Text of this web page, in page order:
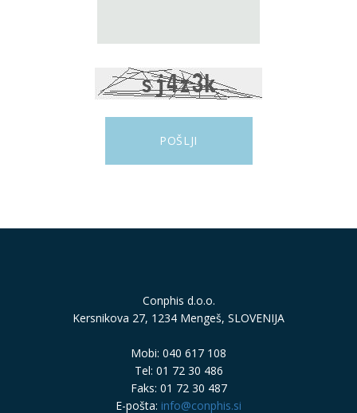
Conphis d.o.o.
Kersnikova 27, 1234 Mengeš, SLOVENIJA
Mobi: 040 617 108
Tel: 01 72 30 486
Faks: 01 72 30 487
E-pošta: info@conphis.si